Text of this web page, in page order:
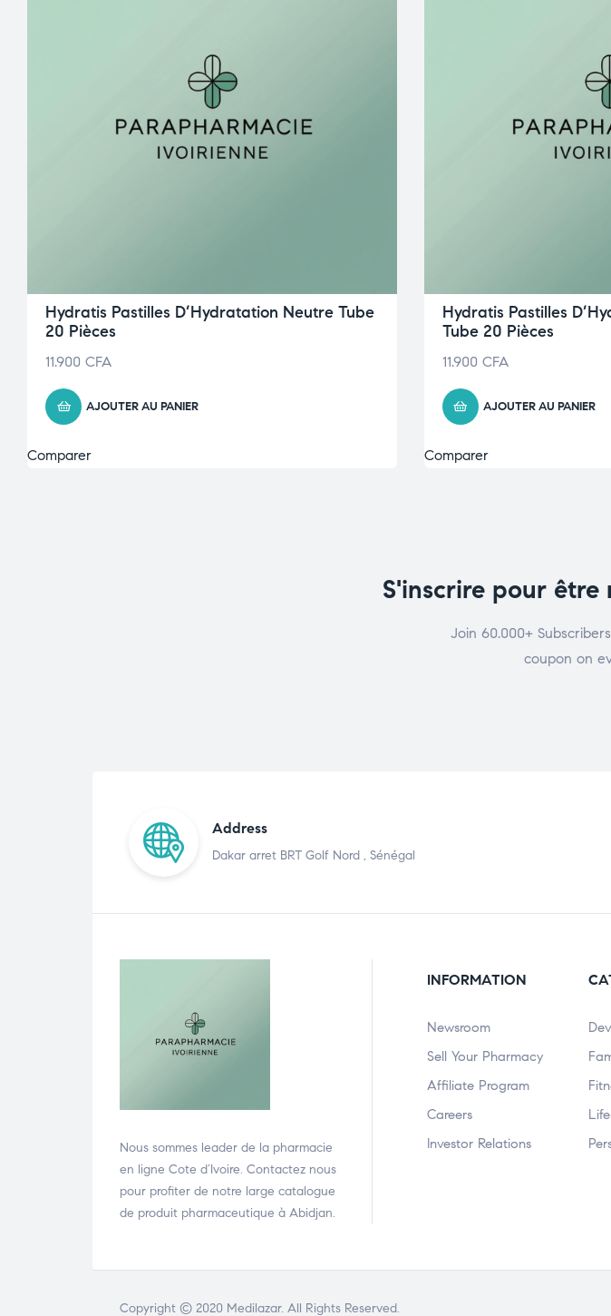
Hydratis Pastilles D’Hydratation Neutre Tube
20 Pièces
11.900 CFA
AJOUTER AU PANIER
Comparer
Hydratis Pastilles
Tube 20 Pièces
11.900 CFA
AJOUTER AU PANIER
Comparer
S'inscrire pour
Join 60.000+
coupon on
Address
Dakar arret BRT Golf Nord , Sénégal
Nous sommes leader de la pharmacie
en ligne Cote d’Ivoire. Contactez nous
pour profiter de notre large catalogue
de produit pharmaceutique à Abidjan.
INFORMATION
Newsroom
Sell Your Pharmacy
Affiliate Program
Careers
Investor Relations
Copyright © 2020 Medilazar. All Rights Reserved.